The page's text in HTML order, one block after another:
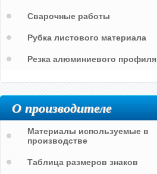
Сварочные работы
Рубка листового материала
Резка алюминиевого профиля
О производителе
Материалы используемые в
производстве
Таблица размеров знаков